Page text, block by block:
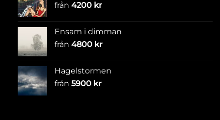
från 4200 kr
Ensam i dimman
från 4800 kr
Hagelstormen
från 5900 kr